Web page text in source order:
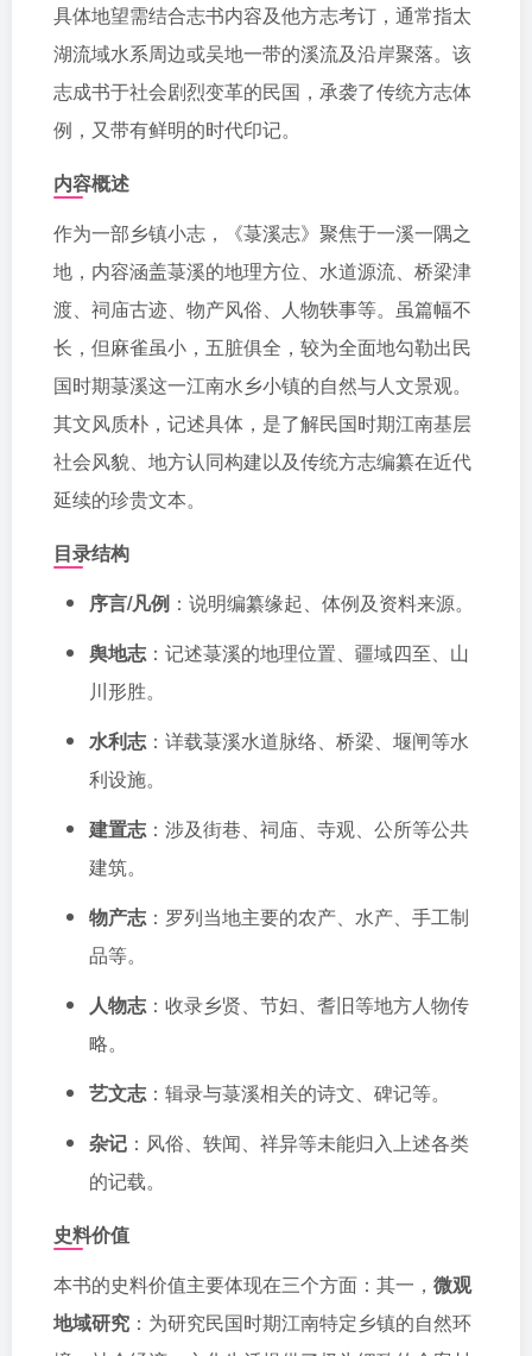
具体地望需结合志书内容及他方志考订，通常指太
湖流域水系周边或吴地一带的溪流及沿岸聚落。该
志成书于社会剧烈变革的民国，承袭了传统方志体
例，又带有鲜明的时代印记。
内容概述
作为一部乡镇小志，《菉溪志》聚焦于一溪一隅之
地，内容涵盖菉溪的地理方位、水道源流、桥梁津
渡、祠庙古迹、物产风俗、人物轶事等。虽篇幅不
长，但麻雀虽小，五脏俱全，较为全面地勾勒出民
国时期菉溪这一江南水乡小镇的自然与人文景观。
其文风质朴，记述具体，是了解民国时期江南基层
社会风貌、地方认同构建以及传统方志编纂在近代
延续的珍贵文本。
目录结构
序言/凡例 ：说明编纂缘起、体例及资料来源。
舆地志：记述菉溪的地理位置、疆域四至、山
川形胜。
水利志：详载菉溪水道脉络、桥梁、堰闸等水
利设施。
建置志：涉及街巷、祠庙、寺观、公所等公共
建筑。
物产志：罗列当地主要的农产、水产、手工制
品等。
人物志：收录乡贤、节妇、耆旧等地方人物传
略。
艺文志：辑录与菉溪相关的诗文、碑记等。
杂记 ：风俗、轶闻、祥异等未能归入上述各类
的记载。
史料价值
本书的史料价值主要体现在三个方面：其一， 微观
地域研究 ：为研究民国时期江南特定乡镇的自然环